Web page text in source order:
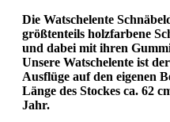
Die Watschelente
größtenteils holzfarbene
und dabei mit ihren
Unsere Watschelente ist
Ausflüge auf den eigenen
Länge des Stockes ca. 62
Jahr.